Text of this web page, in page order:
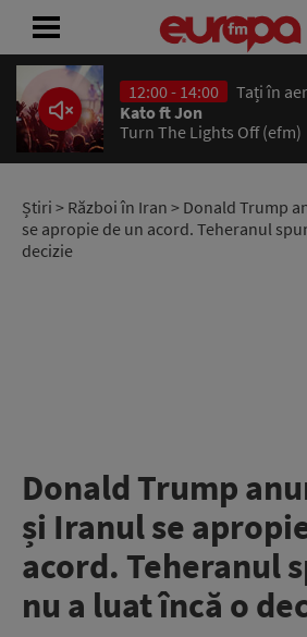
12:00 - 14:00
Tați în aer
Kato ft Jon
Turn The Lights Off (efm)
Știri > Război în Iran > Donald Trump
se apropie de un acord. Teheranul
decizie
Donald Trump
și Iranul se
acord. Teheranul
nu a luat încă o
ACASĂ
ȘTIRI
RADIO
CONCURSURI